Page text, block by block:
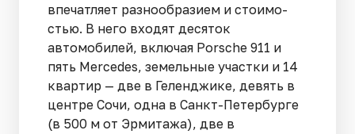
впечатляет разнообразием и стоимо­
стью. В него входят десяток
автомобилей, включая Porsche 911 и
пять Mercedes, земельные участки и 14
квартир — две в Геленджике, девять в
центре Сочи, одна в Санкт-Петербурге
(в 500 м от Эрмитажа), две в